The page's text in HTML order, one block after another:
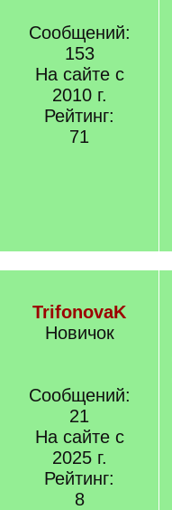
Сообщений:
153
На сайте с
2010 г.
Рейтинг:
71
TrifonovaK
Новичок
Сообщений:
21
На сайте с
2025 г.
Рейтинг:
8